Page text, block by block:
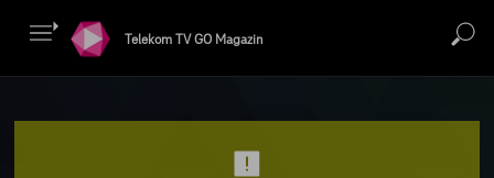
Telekom TV GO Magazin